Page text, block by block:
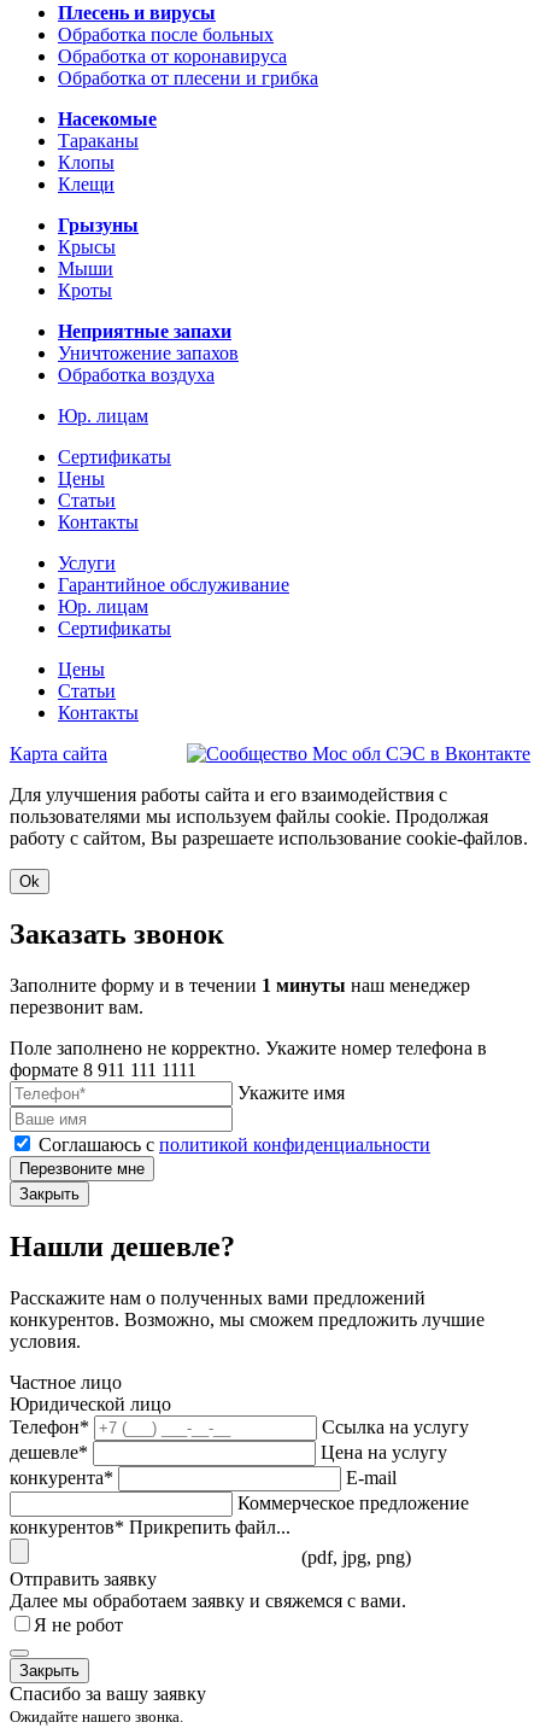
Плесень и вирусы
Обработка после больных
Обработка от коронавируса
Обработка от плесени и грибка
Насекомые
Тараканы
Клопы
Клещи
Грызуны
Крысы
Мыши
Кроты
Неприятные запахи
Уничтожение запахов
Обработка воздуха
Юр. лицам
Сертификаты
Цены
Статьи
Контакты
Услуги
Гарантийное обслуживание
Юр. лицам
Сертификаты
Цены
Статьи
Контакты
Карта сайта
Для улучшения работы сайта и его взаимодействия с
пользователями мы используем файлы cookie. Продолжая
работу с сайтом, Вы разрешаете использование cookie-файлов.
Ok
Заказать звонок
Заполните форму и в течении 1 минуты наш менеджер
перезвонит вам.
Поле заполнено не корректно. Укажите номер телефона в
формате 8 911 111 1111
Укажите имя
Соглашаюсь с политикой конфиденциальности
Перезвоните мне
Закрыть
Нашли дешевле?
Расскажите нам о полученных вами предложений
конкурентов. Возможно, мы сможем предложить лучшие
условия.
Частное лицо
Юридической лицо
Телефон*
Ссылка на услугу
дешевле*
Цена на услугу
конкурента*
E-mail
Коммерческое предложение
конкурентов* Прикрепить файл...
(pdf, jpg, png)
Отправить заявку
Далее мы обработаем заявку и свяжемся с вами.
Я не робот
Закрыть
Спасибо за вашу заявку
Ожидайте нашего звонка.